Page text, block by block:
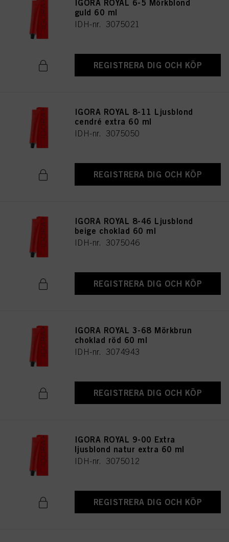
IGORA ROYAL 6-5 Mörkblond
guld 60 ml
IDH-nr. 3075021
REGISTRERA DIG OCH KÖP
IGORA ROYAL 8-11 Ljusblond
cendré extra 60 ml
IDH-nr. 3075050
REGISTRERA DIG OCH KÖP
IGORA ROYAL 8-46 Ljusblond
beige choklad 60 ml
IDH-nr. 3075046
REGISTRERA DIG OCH KÖP
IGORA ROYAL 3-68 Mörkbrun
choklad röd 60 ml
IDH-nr. 3074943
REGISTRERA DIG OCH KÖP
IGORA ROYAL 9-00 Extra
ljusblond natur extra 60 ml
IDH-nr. 3075012
REGISTRERA DIG OCH KÖP